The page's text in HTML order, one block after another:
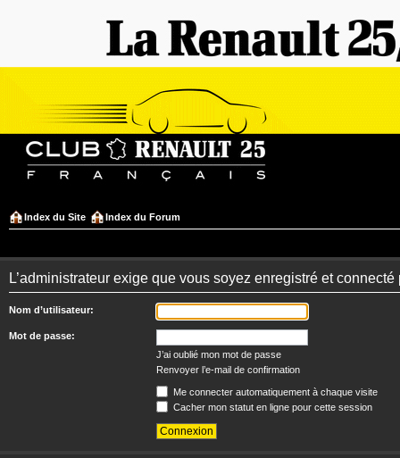
Index du Site Index du Forum
L’administrateur exige que vous soyez enregistré et
Nom d’utilisateur:
Mot de passe:
J’ai oublié mon mot de passe
Renvoyer l’e-mail de confirmation
Me connecter automatiquement à chaque visite
Cacher mon statut en ligne pour cette session